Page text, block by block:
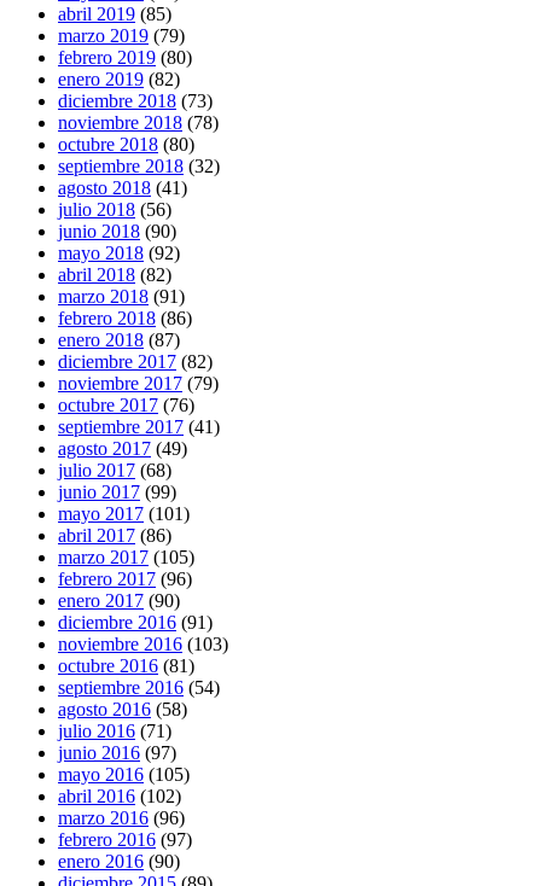
abril 2019 (85)
marzo 2019 (79)
febrero 2019 (80)
enero 2019 (82)
diciembre 2018 (73)
noviembre 2018 (78)
octubre 2018 (80)
septiembre 2018 (32)
agosto 2018 (41)
julio 2018 (56)
junio 2018 (90)
mayo 2018 (92)
abril 2018 (82)
marzo 2018 (91)
febrero 2018 (86)
enero 2018 (87)
diciembre 2017 (82)
noviembre 2017 (79)
octubre 2017 (76)
septiembre 2017 (41)
agosto 2017 (49)
julio 2017 (68)
junio 2017 (99)
mayo 2017 (101)
abril 2017 (86)
marzo 2017 (105)
febrero 2017 (96)
enero 2017 (90)
diciembre 2016 (91)
noviembre 2016 (103)
octubre 2016 (81)
septiembre 2016 (54)
agosto 2016 (58)
julio 2016 (71)
junio 2016 (97)
mayo 2016 (105)
abril 2016 (102)
marzo 2016 (96)
febrero 2016 (97)
enero 2016 (90)